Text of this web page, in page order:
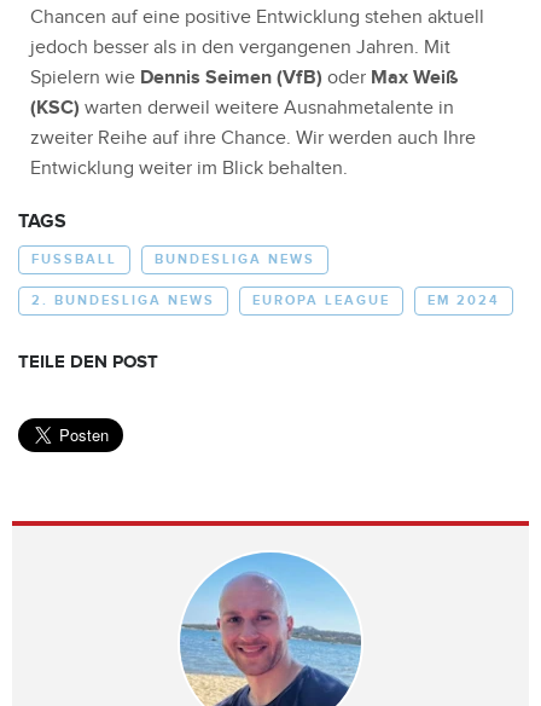
Chancen auf eine positive Entwicklung stehen aktuell
jedoch besser als in den vergangenen Jahren. Mit
Spielern wie Dennis Seimen (VfB) oder Max Weiß
(KSC) warten derweil weitere Ausnahmetalente in
zweiter Reihe auf ihre Chance. Wir werden auch Ihre
Entwicklung weiter im Blick behalten.
TAGS
FUSSBALL BUNDESLIGA NEWS
2. BUNDESLIGA NEWS EUROPA LEAGUE EM 2024
TEILE DEN POST